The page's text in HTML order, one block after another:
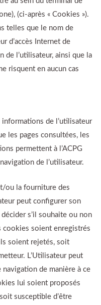
(ci-après « Cookies »).
telles que le nom de
d’accès Internet de
de l’utilisateur, ainsi que la
risquent en aucun cas
informations de l’utilisateur
les pages consultées, les
permettent à l’ACPG
de l’utilisateur.
ou la fourniture des
peut configurer son
s’il souhaite ou non
cookies soient enregistrés
soient rejetés, soit
L’Utilisateur peut
de manière à ce
lui soient proposés
susceptible d’être